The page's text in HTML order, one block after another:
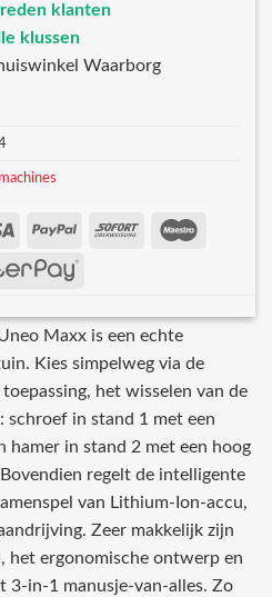
klanten
klussen
Waarborg
Maxx is een echte
Kies simpelweg via de
het wisselen van de
schroef in stand 1 met een
hamer in stand 2 met een hoog
regelt de intelligente
van Lithium-Ion-accu,
Zeer makkelijk zijn
het ergonomische ontwerp en
3-in-1 manusje-van-alles. Zo